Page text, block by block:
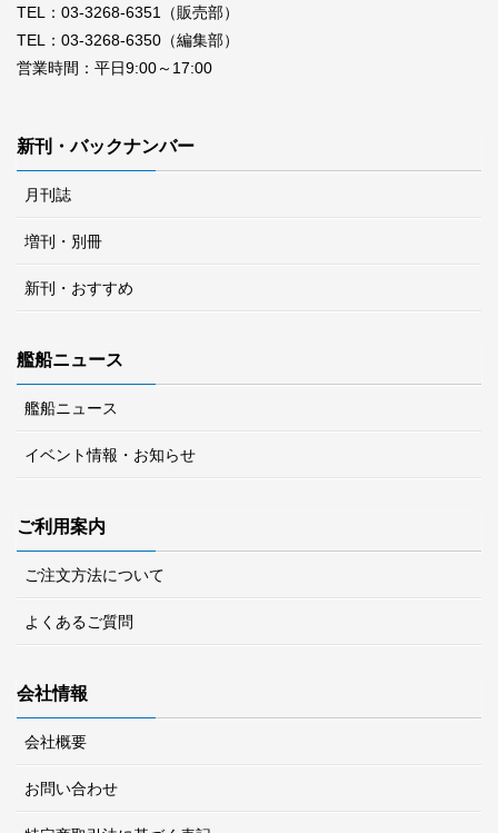
TEL：03-3268-6351（販売部）
TEL：03-3268-6350（編集部）
営業時間：平日9:00～17:00
新刊・バックナンバー
月刊誌
増刊・別冊
新刊・おすすめ
艦船ニュース
艦船ニュース
イベント情報・お知らせ
ご利用案内
ご注文方法について
よくあるご質問
会社情報
会社概要
お問い合わせ